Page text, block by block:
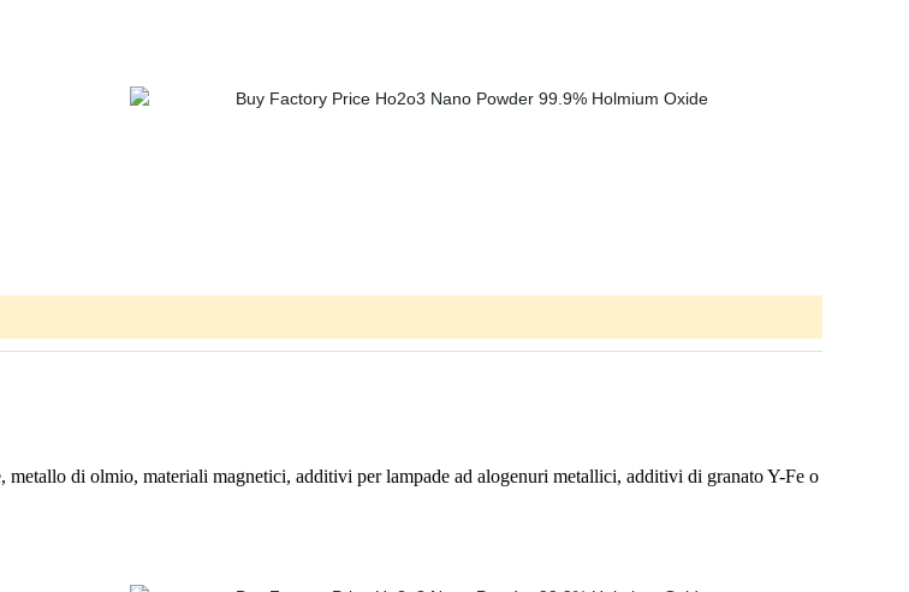
di olmio, materiali magnetici, additivi per lampade ad alogenuri metallici, additivi di granato Y-Fe o